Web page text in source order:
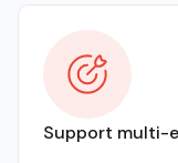
Support multi-